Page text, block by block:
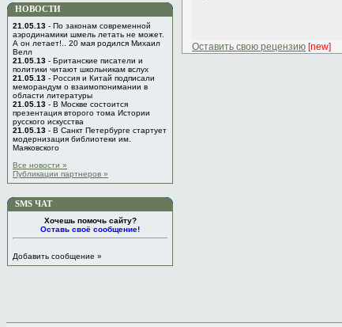
НОВОСТИ
21.05.13 - По законам современной
аэродинамики шмель летать не может.
А он летает!.. 20 мая родился Михаил
Велл
21.05.13 - Британские писатели и
политики читают школьникам вслух
21.05.13 - Россия и Китай подписали
меморандум о взаимопонимании в
области литературы
21.05.13 - В Москве состоится
презентация второго тома Истории
русского искусства
21.05.13 - В Санкт Петербурге стартует
модернизация библиотеки им.
Маяковского
Все новости »
Публикации партнеров »
SMS ЧАТ
Хочешь помочь сайту?
Оставь своё сообщение!
Добавить сообщение »
Оставить свою рецензию [new]